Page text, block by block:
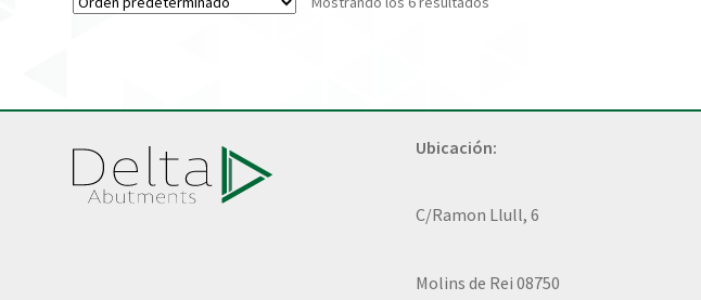
Ubicación:
C/Ramon Llull, 6
Molins de Rei 08750